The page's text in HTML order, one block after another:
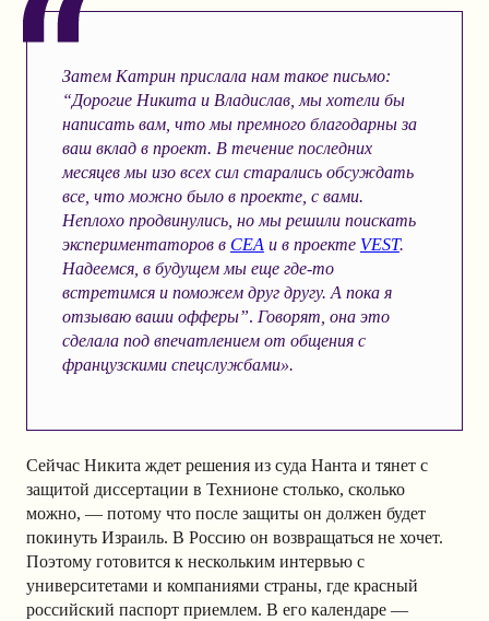
Затем Катрин прислала нам такое письмо:
“Дорогие Никита и Владислав, мы хотели бы
написать вам, что мы премного благодарны за
ваш вклад в проект. В течение последних
месяцев мы изо всех сил старались обсуждать
все, что можно было в проекте, с вами.
Неплохо продвинулись, но мы решили поискать
экспериментаторов в CEA и в проекте VEST.
Надеемся, в будущем мы еще где-то
встретимся и поможем друг другу. А пока я
отзываю ваши офферы”. Говорят, она это
сделала под впечатлением от общения с
французскими спецслужбами».
Сейчас Никита ждет решения из суда Нанта и тянет с
защитой диссертации в Технионе столько, сколько
можно, — потому что после защиты он должен будет
покинуть Израиль. В Россию он возвращаться не хочет.
Поэтому готовится к нескольким интервью с
университетами и компаниями страны, где красный
российский паспорт приемлем. В его календаре —